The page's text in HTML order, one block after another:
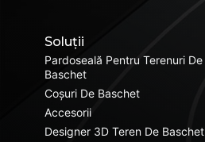
Soluții
Pardoseală Pentru Terenuri De
Baschet
Coșuri De Baschet
Accesorii
Designer 3D Teren De Baschet